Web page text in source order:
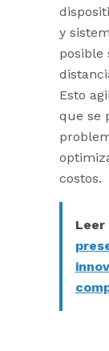
y
posible
Esto
que se
costos.
Leer